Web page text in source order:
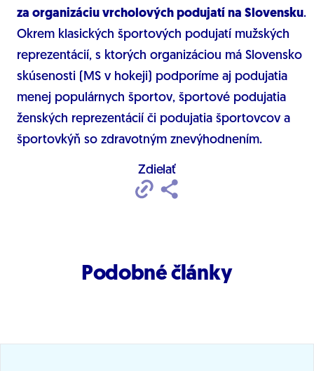
za organizáciu vrcholových podujatí na Slovensku.
Okrem klasických športových podujatí mužských
reprezentácií, s ktorých organizáciou má Slovensko
skúsenosti (MS v hokeji) podporíme aj podujatia
menej populárnych športov, športové podujatia
ženských reprezentácií či podujatia športovcov a
športovkýň so zdravotným znevýhodnením.
Zdielať
Podobné články